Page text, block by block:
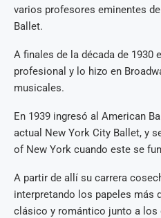
varios profesores eminentes
Ballet.
A finales de la década de 1930
profesional y lo hizo en
musicales.
En 1939 ingresó al American
actual New York City Ballet, y
of New York cuando este se
A partir de allí su carrera
interpretando los papeles más
clásico y romántico junto a los